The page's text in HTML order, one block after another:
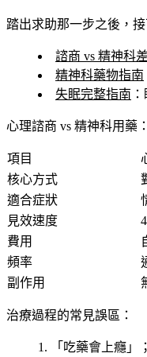
踏出求助那一步之後，
諮商 vs 精神科
精神科藥物指南
失眠完整指南
心理諮商 vs 精神科用藥
項目
核心方式
適合症狀
見效速度
費用
頻率
副作用
治療過程的常見誤區：
「吃藥會上癮」